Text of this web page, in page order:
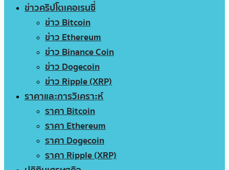
ข่าวคริปโตเคอเรนซี่
ข่าว Bitcoin
ข่าว Ethereum
ข่าว Binance Coin
ข่าว Dogecoin
ข่าว Ripple (XRP)
ราคาและการวิเคราะห์
ราคา Bitcoin
ราคา Ethereum
ราคา Dogecoin
ราคา Ripple (XRP)